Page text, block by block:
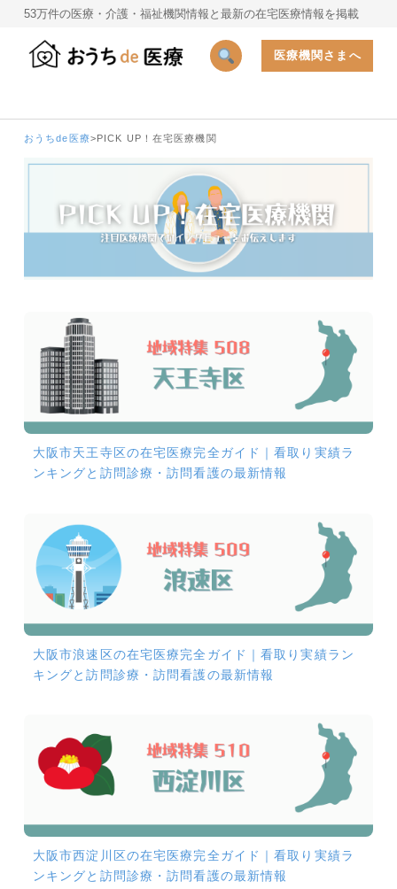
53万件の医療・介護・福祉機関情報と最新の在宅医療情報を掲載
医療機関さまへ
おうちde医療>PICK UP！在宅医療機関
大阪市天王寺区の在宅医療完全ガイド｜看取り実績ラ
ンキングと訪問診療・訪問看護の最新情報
大阪市浪速区の在宅医療完全ガイド｜看取り実績ラン
キングと訪問診療・訪問看護の最新情報
大阪市西淀川区の在宅医療完全ガイド｜看取り実績ラ
ンキングと訪問診療・訪問看護の最新情報